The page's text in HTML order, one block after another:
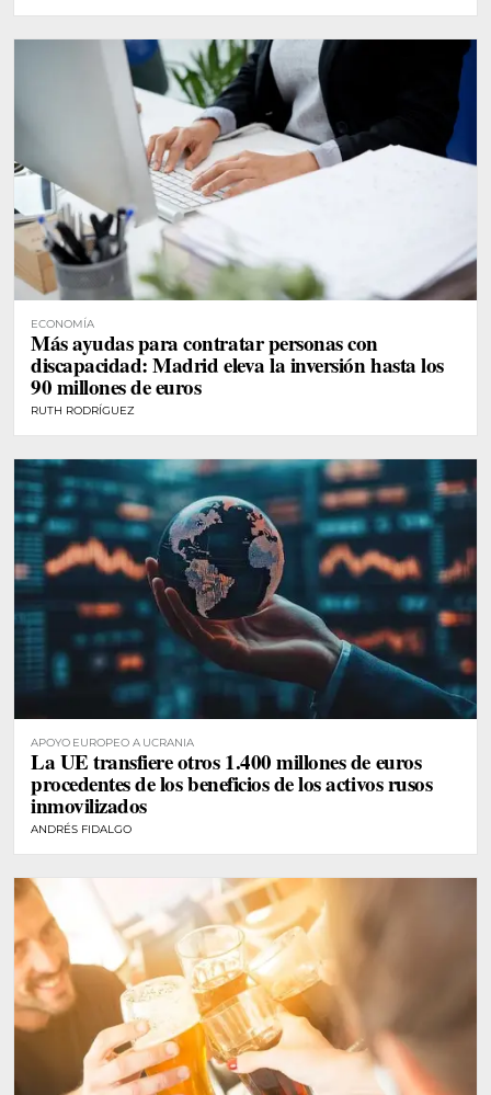
ECONOMÍA
Más ayudas para contratar personas con
discapacidad: Madrid eleva la inversión hasta los
90 millones de euros
RUTH RODRÍGUEZ
APOYO EUROPEO A UCRANIA
La UE transfiere otros 1.400 millones de euros
procedentes de los beneficios de los activos rusos
inmovilizados
ANDRÉS FIDALGO